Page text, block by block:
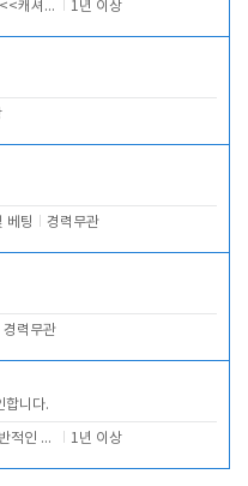
베팅.,청소<<캐셔 모셔봅니다. 1년 이상
베팅 경력무관
경력무관
합니다.
주차 및 전반적인 당번업무 1년 이상